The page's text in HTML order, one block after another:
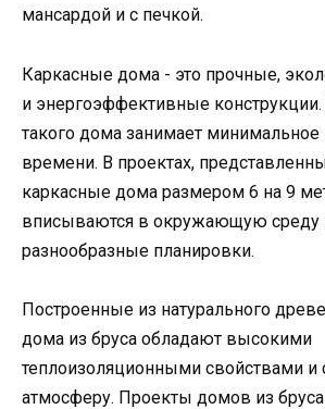
мансардой и с печкой.
Каркасные дома - это прочные,
и энергоэффективные конструкции.
такого дома занимает минимальное
времени. В проектах,
каркасные дома размером 6 на 9
вписываются в окружающую среду
разнообразные планировки.
Построенные из натурального
дома из бруса обладают высокими
теплоизоляционными свойствами
атмосферу. Проекты домов из